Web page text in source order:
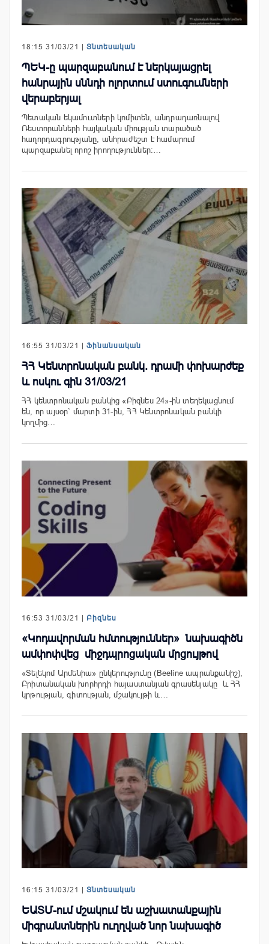
18:15 31/03/21 | Տնտեսական
ՊԵԿ-ը պարզաբանում է ներկայացրել
հանրային սննդի ոլորտում ստուգումների
վերաբերյալ
Պետական եկամուտների կոմիտեն, անդրադառնալով
Ռեստորանների հայկական միության տարածած
հաղորդագրությանը, անհրաժեշտ է համարում
պարզաբանել որոշ իրողություններ:…
16:55 31/03/21 | Ֆինանսական
ՀՀ Կենտրոնական բանկ. դրամի փոխարժեք
և ոսկու գին 31/03/21
ՀՀ կենտրոնական բանկից «Բիզնես 24»-ին տեղեկացնում
են, որ այսօր` մարտի 31-ին, ՀՀ Կենտրոնական բանկի
կողմից…
16:53 31/03/21 | Բիզնես
«Կոդավորման հմտություններ» նախագիծն
ամփոփվեց միջդպրոցական մրցույթով
«Տելեկոմ Արմենիա» ընկերությունը (Beeline ապրանքանիշ),
Բրիտանական խորհրդի հայաստանյան գրասենյակը և ՀՀ
կրթության, գիտության, մշակույթի և…
16:15 31/03/21 | Տնտեսական
ԵԱՏՄ-ում մշակում են աշխատանքային
միգրանտներին ուղղված նոր նախագիծ